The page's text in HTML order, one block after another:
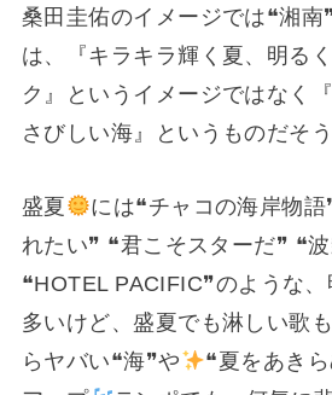
桑田圭佑のイメージでは❝湘
は、『キラキラ輝く夏、明る
ク』というイメージではなく
さびしい海』というものだそう
盛夏
には❝チャコの海岸物
れたい❞ ❝君こそスターだ❞ ❝
❝HOTEL PACIFIC❞のような
多いけど、盛夏でも淋しい歌
らヤバい❝海❞や
❝夏をあきら